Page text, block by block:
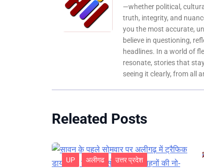
—whether political,
truth, integrity, and
you the most accurate,
believe in questioning,
headlines. In a world of
resonate, stories that
seeing it clearly, from all
Releated Posts
UP अलीगढ उत्तर प्रदेश